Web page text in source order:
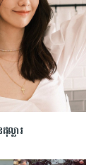
ល្លារ